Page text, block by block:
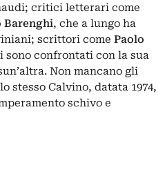
critici letterari come
Barenghi, che a lungo ha
scrittori come Paolo
sono confrontati con la sua
Non mancano gli
stesso Calvino, datata 1974,
schivo e